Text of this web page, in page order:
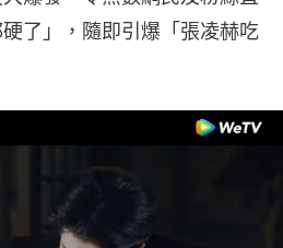
了」，隨即引爆「張凌赫吃